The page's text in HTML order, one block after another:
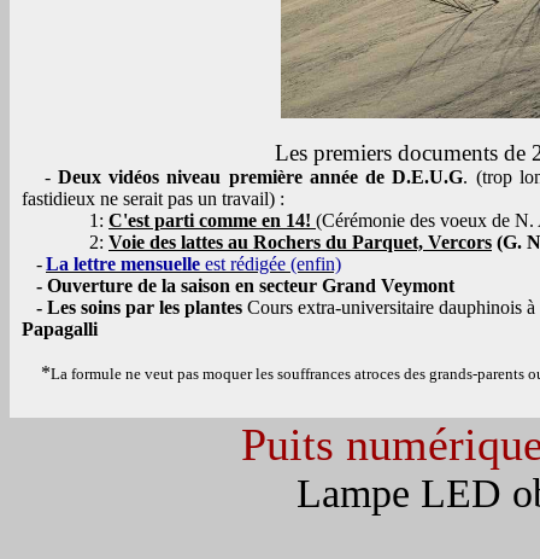
Les premiers documents de
- Deux vidéos niveau première année de D.E.U.G. (trop
fastidieux ne serait pas un travail) :
1: C'est parti comme en 14! (Cérémonie des voeux de
2: Voie des lattes au Rochers du Parquet, Vercors (G.
-La lettre mensuelle est rédigée (enfin)
- Ouverture de la saison en secteur Grand Veymont
- Les soins par les plantes Cours extra-universitaire dauphinois
Papagalli
*La formule ne veut pas moquer les souffrances atroces des grands-parents
Puits
Lampe LED